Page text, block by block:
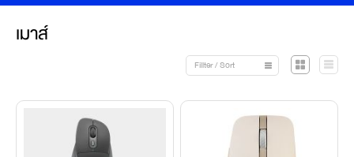
เมาส์
Fillter / Sort